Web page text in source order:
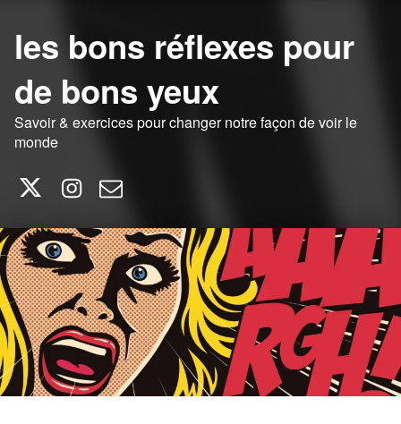
les bons réflexes pour
de bons yeux
Savoir & exercices pour changer notre façon de voir le
monde